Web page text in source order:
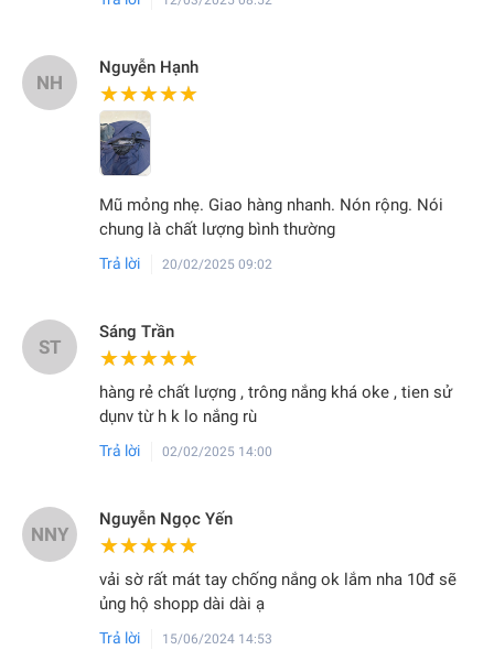
NH
Nguyễn Hạnh
★★★★★
★★★★★
Mũ mỏng nhẹ. Giao hàng nhanh. Nón rộng. Nói
chung là chất lượng bình thường
Trả lời 20/02/2025 09:02
ST
Sáng Trần
★★★★★
★★★★★
hàng rẻ chất lượng , trông nắng khá oke , tien sử
dụnv từ h k lo nắng rù
Trả lời 02/02/2025 14:00
NNY
Nguyễn Ngọc Yến
★★★★★
★★★★★
vải sờ rất mát tay chống nắng ok lắm nha 10đ sẽ
ủng hộ shopp dài dài ạ
Trả lời 15/06/2024 14:53